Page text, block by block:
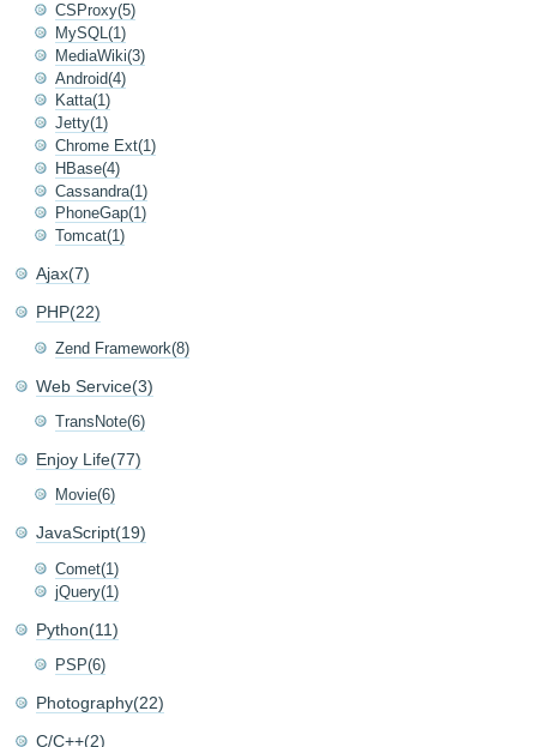
CSProxy(5)
MySQL(1)
MediaWiki(3)
Android(4)
Katta(1)
Jetty(1)
Chrome Ext(1)
HBase(4)
Cassandra(1)
PhoneGap(1)
Tomcat(1)
Ajax(7)
PHP(22)
Zend Framework(8)
Web Service(3)
TransNote(6)
Enjoy Life(77)
Movie(6)
JavaScript(19)
Comet(1)
jQuery(1)
Python(11)
PSP(6)
Photography(22)
C/C++(2)